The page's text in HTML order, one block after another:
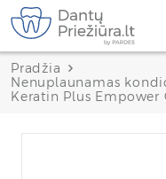
Pradžia
Nenuplaunamas
Keratin Plus Empower